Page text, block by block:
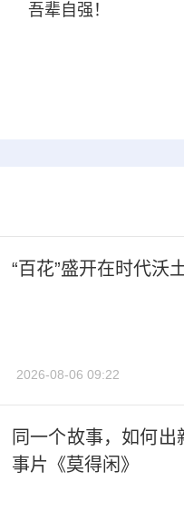
吾辈自强！
“百花”盛开在时代沃
2026-08-06 09:22
同一个故事，如何
事片《莫得闲》